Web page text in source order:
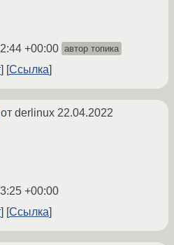
+00:00 автор топика
Ссылка
от derlinux 22.04.2022
+00:00
Ссылка